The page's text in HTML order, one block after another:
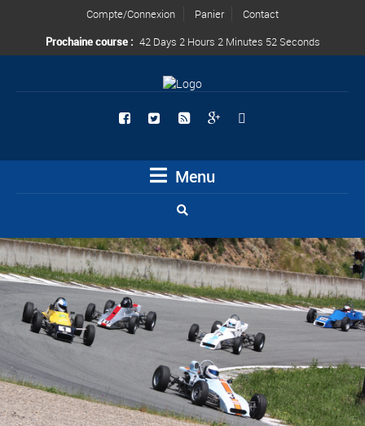
Compte/Connexion Panier
Contact
Prochaine course : 42 Days 2 Hours 2 Minutes 51 Seconds
Menu